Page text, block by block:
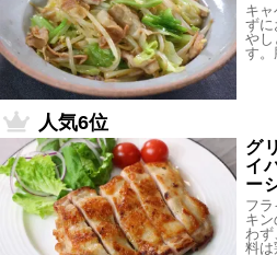
キ
ずに
やし
す。
人気6位
グ
イ
ー
フ
キ
わず
料